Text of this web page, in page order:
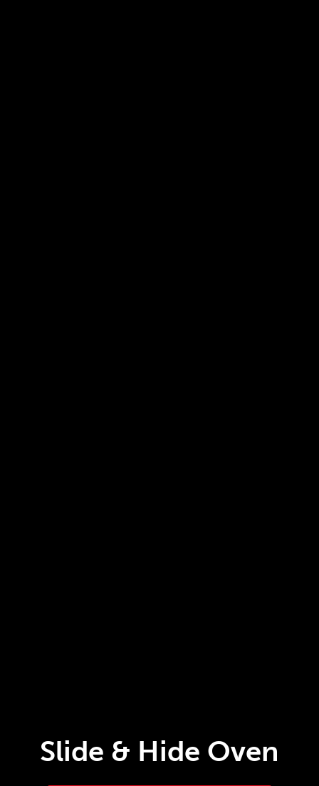
Slide & Hide Oven